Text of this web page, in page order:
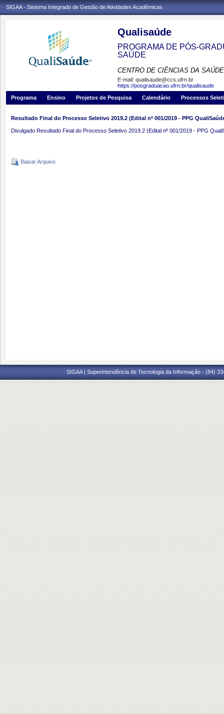
SIGAA - Sistema Integrado de Gestão de Atividades Acadêmicas
Qualisaúde
PROGRAMA DE PÓS-
SAÚDE
CENTRO DE CIÊNCIAS DA SAÚDE
E-mail: qualisaude@ccs.ufrn.br
https://posgraduacao.ufrn.br/qualisaude
Programa
Ensino Projetos de Pesquisa Calendário Processos
Resultado Final do Processo Seletivo 2019.2 (Edital nº 001/2019 - PPG
Divulgado Resultado Final do Processo Seletivo 2019.2 (Edital nº 001/2019 - PPG
Baixar Arquivo
SIGAA | Superintendência de Tecnologia da Informação - (84)